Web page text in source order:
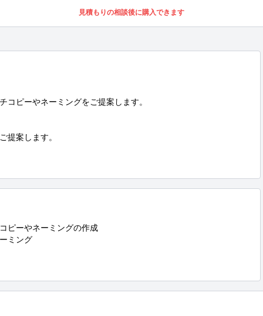
見積もりの相談後に購入できます
コピーやネーミングをご提案します。
提案します。
ピーやネーミングの作成
ミング